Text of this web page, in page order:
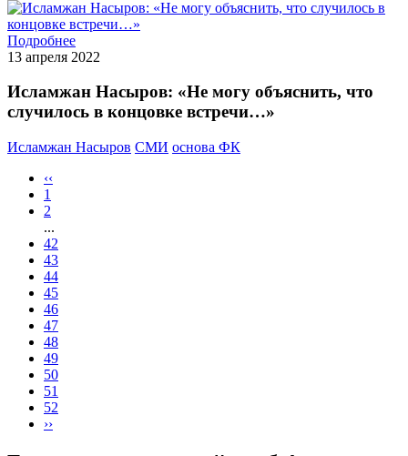
Подробнее
13 апреля 2022
Исламжан Насыров: «Не могу объяснить, что
случилось в концовке встречи…»
Исламжан Насыров СМИ основа ФК
‹‹
1
2
...
42
43
44
45
46
47
48
49
50
51
52
››